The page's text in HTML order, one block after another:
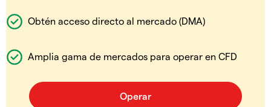
Obtén acceso directo al mercado (DMA)
Amplia gama de mercados para operar en CFD